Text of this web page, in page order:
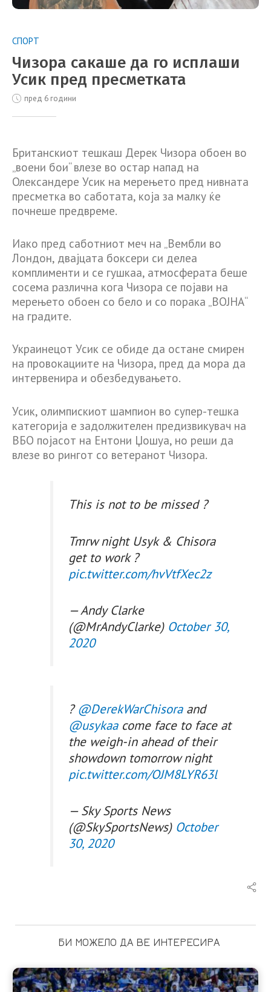
СПОРТ
Чизора сакаше да го исплаши
Усик пред пресметката
пред 6 години
Британскиот тешкаш Дерек Чизора обоен во
„воени бои“ влезе во остар напад на
Олександере Усик на мерењето пред нивната
пресметка во саботата, која за малку ќе
почнеше предвреме.
Иако пред саботниот меч на „Вембли во
Лондон, двајцата боксери си делеа
комплименти и се гушкаа, атмосферата беше
сосема различна кога Чизора се појави на
мерењето обоен со бело и со порака „ВОЈНА“
на градите.
Украинецот Усик се обиде да остане смирен
на провокациите на Чизора, пред да мора да
интервенира и обезбедувањето.
Усик, олимпискиот шампион во супер-тешка
категорија е задолжителен предизвикувач на
ВБО појасот на Ентони Џошуа, но реши да
влезе во рингот со ветеранот Чизора.
This is not to be missed ?
Tmrw night Usyk & Chisora
get to work ?
pic.twitter.com/hvVtfXec2z
— Andy Clarke
(@MrAndyClarke) October 30,
2020
?@DerekWarChisoraand
@usykaacome face to face at
the weigh-in ahead of their
showdown tomorrow night
pic.twitter.com/OJM8LYR63l
— Sky Sports News
(@SkySportsNews) October
30, 2020
БИ МОЖЕЛО ДА ВЕ ИНТЕРЕСИРА